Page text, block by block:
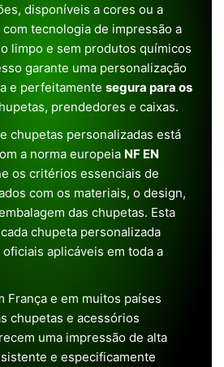
disponíveis a cores ou a
tecnologia de impressão a
limpo e sem produtos químicos
garante uma personalização
e perfeitamente segura para os
prendedores e caixas.
chupetas personalizadas está
a norma europeia NF EN
os critérios essenciais de
com os materiais, o design,
das chupetas. Esta
chupeta personalizada
aplicáveis em toda a
França e em muitos países
chupetas e acessórios
uma impressão de alta
e especificamente